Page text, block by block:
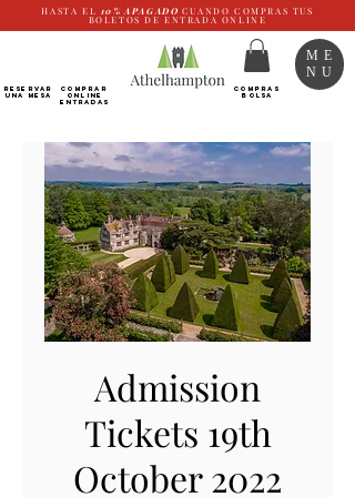
HASTA EL 10% APAGADO CUANDO COMPRAS TUS
BOLETOS DE ENTRADA ONLINE
RESERVAR
UNA MESA
Comprar
ONLINE
Entradas
COMPRAS
BOLSA
ME
NU
Admission
Tickets 19th
October 2022